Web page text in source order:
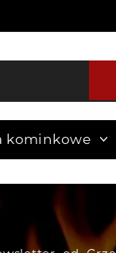
kominkowe